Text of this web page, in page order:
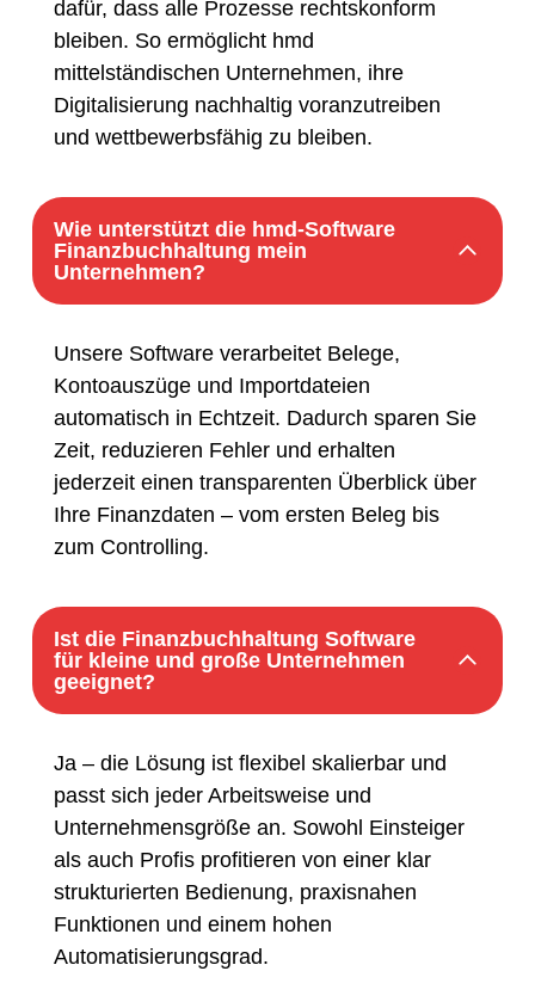
dafür, dass alle Prozesse rechtskonform
bleiben. So ermöglicht hmd
mittelständischen Unternehmen, ihre
Digitalisierung nachhaltig voranzutreiben
und wettbewerbsfähig zu bleiben.
Wie unterstützt die hmd-Software
Finanzbuchhaltung mein
Unternehmen?
Unsere Software verarbeitet Belege,
Kontoauszüge und Importdateien
automatisch in Echtzeit. Dadurch sparen Sie
Zeit, reduzieren Fehler und erhalten
jederzeit einen transparenten Überblick über
Ihre Finanzdaten – vom ersten Beleg bis
zum Controlling.
Ist die Finanzbuchhaltung Software
für kleine und große Unternehmen
geeignet?
Ja – die Lösung ist flexibel skalierbar und
passt sich jeder Arbeitsweise und
Unternehmensgröße an. Sowohl Einsteiger
als auch Profis profitieren von einer klar
strukturierten Bedienung, praxisnahen
Funktionen und einem hohen
Automatisierungsgrad.